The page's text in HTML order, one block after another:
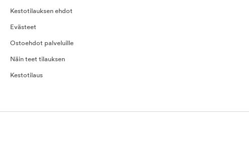
Kestotilauksen ehdot
Evästeet
Ostoehdot palveluille
Näin teet tilauksen
Kestotilaus